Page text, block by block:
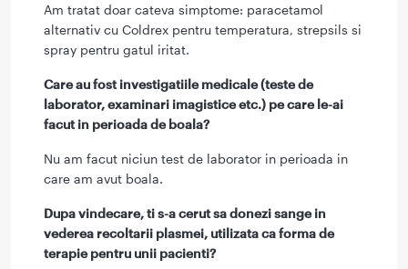
Am tratat doar cateva simptome: paracetamol
alternativ cu Coldrex pentru temperatura, strepsils si
spray pentru gatul iritat.
Care au fost investigatiile medicale (teste de
laborator, examinari imagistice etc.) pe care le-ai
facut in perioada de boala?
Nu am facut niciun test de laborator in perioada in
care am avut boala.
Dupa vindecare, ti s-a cerut sa donezi sange in
vederea recoltarii plasmei, utilizata ca forma de
terapie pentru unii pacienti?